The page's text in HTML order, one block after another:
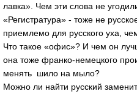
лавка». Чем эти слова не
«Регистратура» - тоже не
приемлемо для русского уха,
Что такое «офис»? И чем он
она тоже франко-немецкого
менять шило на мыло?
Можно ли найти русский